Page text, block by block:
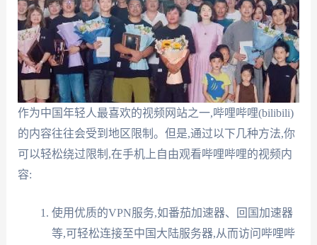
作为中国年轻人最喜欢的视频网站之一,哔哩哔哩(bilibili)
的内容往往会受到地区限制。但是,通过以下几种方法,你
可以轻松绕过限制,在手机上自由观看哔哩哔哩的视频内
容:
使用优质的VPN服务,如番茄加速器、回国加速器
等,可轻松连接至中国大陆服务器,从而访问哔哩哔